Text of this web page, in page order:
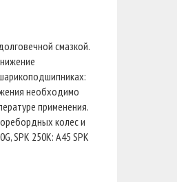
смазкой.
необходимо
применения.
колес и
SPK 250K: A45 SPK